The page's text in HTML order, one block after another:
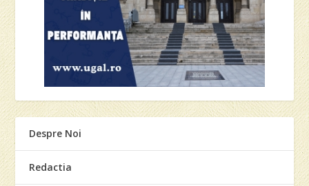
Despre Noi
Redactia